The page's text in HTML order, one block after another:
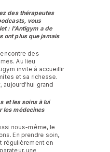
des thérapeutes
vous
: l'Antigym a de
ont plus que jamais
des
Au lieu
invite à accueillir
et sa richesse.
grand
et les soins à lui
les médecines
nous-même, le
En prendre soin,
régulièrement en
une